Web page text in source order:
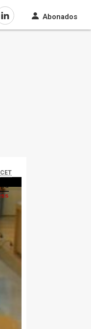
Abonados
CET